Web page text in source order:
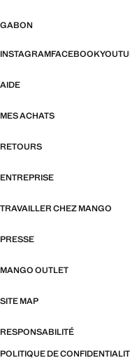
GABON
INSTAGRAMFACEBOOK
AIDE
MES ACHATS
RETOURS
ENTREPRISE
TRAVAILLER CHEZ MANGO
PRESSE
MANGO OUTLET
SITE MAP
RESPONSABILITÉ
POLITIQUE DE